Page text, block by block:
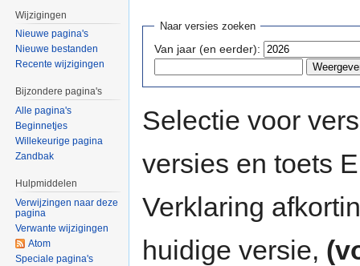
Naar versies zoeken
Van jaar (en eerder):
Selectie voor
versies en toets
Verklaring
huidige versie,
Wijzigingen
Nieuwe pagina's
Nieuwe bestanden
Recente wijzigingen
Bijzondere pagina's
Alle pagina's
Beginnetjes
Willekeurige pagina
Zandbak
Hulpmiddelen
Verwijzingen naar deze
pagina
Verwante wijzigingen
Atom
Speciale pagina's